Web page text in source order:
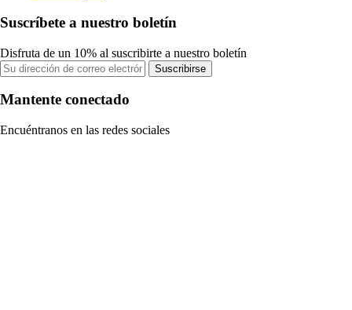
Suscríbete a nuestro boletín
Disfruta de un 10% al suscribirte a nuestro boletín
Suscribirse
Mantente conectado
Encuéntranos en las redes sociales